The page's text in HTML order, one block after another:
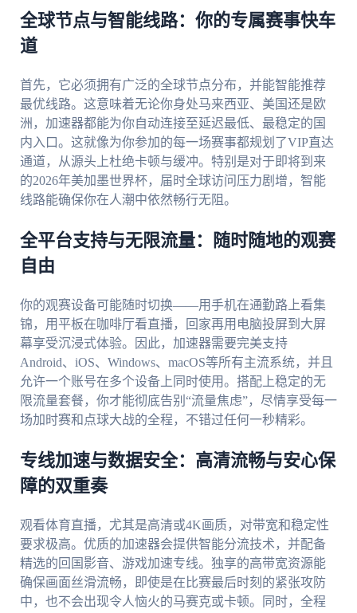
全球节点与智能线路：你的专属赛事快车
道
首先，它必须拥有广泛的全球节点分布，并能智能推荐
最优线路。这意味着无论你身处马来西亚、美国还是欧
洲，加速器都能为你自动连接至延迟最低、最稳定的国
内入口。这就像为你参加的每一场赛事都规划了VIP直达
通道，从源头上杜绝卡顿与缓冲。特别是对于即将到来
的2026年美加墨世界杯，届时全球访问压力剧增，智能
线路能确保你在人潮中依然畅行无阻。
全平台支持与无限流量：随时随地的观赛
自由
你的观赛设备可能随时切换——用手机在通勤路上看集
锦，用平板在咖啡厅看直播，回家再用电脑投屏到大屏
幕享受沉浸式体验。因此，加速器需要完美支持
Android、iOS、Windows、macOS等所有主流系统，并且
允许一个账号在多个设备上同时使用。搭配上稳定的无
限流量套餐，你才能彻底告别“流量焦虑”，尽情享受每一
场加时赛和点球大战的全程，不错过任何一秒精彩。
专线加速与数据安全：高清流畅与安心保
障的双重奏
观看体育直播，尤其是高清或4K画质，对带宽和稳定性
要求极高。优质的加速器会提供智能分流技术，并配备
精选的回国影音、游戏加速专线。独享的高带宽资源能
确保画面丝滑流畅，即使是在比赛最后时刻的紧张攻防
中，也不会出现令人恼火的马赛克或卡顿。同时，全程